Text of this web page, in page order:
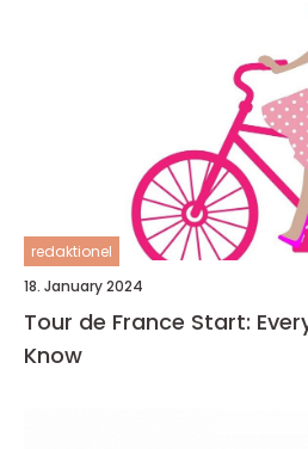
redaktionel
18. January 2024
Tour de France Start:
Know